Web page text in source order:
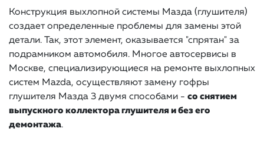
Конструкция выхлопной системы Мазда (глушителя)
создает определенные проблемы для замены этой
детали. Так, этот элемент, оказывается "спрятан" за
подрамником автомобиля. Многое автосервисы в
Москве, специализирующиеся на ремонте выхлопных
систем Mazda, осуществляют замену гофры
глушителя Мазда 3 двумя способами - со снятием
выпускного коллектора глушителя и без его
демонтажа.